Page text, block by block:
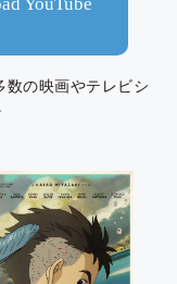
数の映画やテレビシ